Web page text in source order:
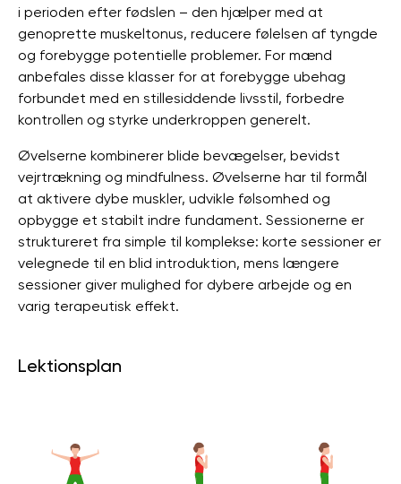
i perioden efter fødslen – den hjælper med at
genoprette muskeltonus, reducere følelsen af ​​tyngde
og forebygge potentielle problemer. For mænd
anbefales disse klasser for at forebygge ubehag
forbundet med en stillesiddende livsstil, forbedre
kontrollen og styrke underkroppen generelt.
Øvelserne kombinerer blide bevægelser, bevidst
vejrtrækning og mindfulness. Øvelserne har til formål
at aktivere dybe muskler, udvikle følsomhed og
opbygge et stabilt indre fundament. Sessionerne er
struktureret fra simple til komplekse: korte sessioner er
velegnede til en blid introduktion, mens længere
sessioner giver mulighed for dybere arbejde og en
varig terapeutisk effekt.
Lektionsplan